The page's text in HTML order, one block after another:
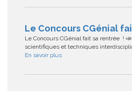
Le Concours CGénial
Le Concours CGénial fait sa rentrée !
scientifiques et techniques
En savoir plus